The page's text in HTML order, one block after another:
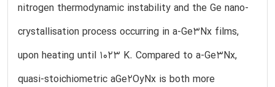
nitrogen thermodynamic instability and the Ge nano-
crystallisation process occurring in a-Ge3Nx films,
upon heating until 1023 K. Compared to a-Ge3Nx,
quasi-stoichiometric aGe2OyNx is both more